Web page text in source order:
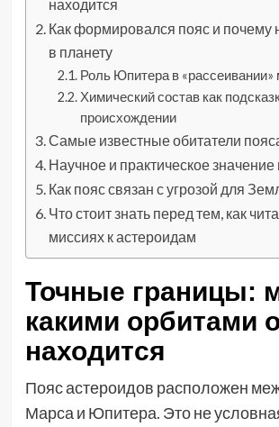
находится
Как формировался пояс и почему
в планету
Роль Юпитера в «рассеивании»
Химический состав как
происхождении
Самые известные обитатели
Научное и практическое значение
Как пояс связан с угрозой для
Что стоит знать перед тем, как
миссиях к астероидам
Точные границы:
какими орбитами
находится
Пояс астероидов расположен
Марса и Юпитера. Это не